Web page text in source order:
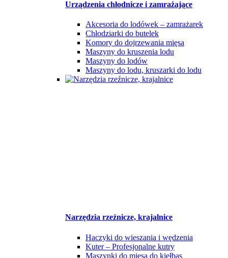
Urządzenia chłodnicze i zamrażające
Akcesoria do lodówek – zamrażarek
Chłodziarki do butelek
Komory do dojrzewania mięsa
Maszyny do kruszenia lodu
Maszyny do lodów
Maszyny do lodu, kruszarki do lodu
Narzędzia rzeźnicze, krajalnice
Haczyki do wieszania i wędzenia
Kuter – Profesjonalne kutry
Maszynki do mięsa do kiełbas